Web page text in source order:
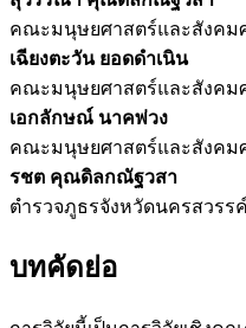
คณะมนุษยศาสตร์และสังคม
เฉียงตะวัน ยอดดำเนิน
คณะมนุษยศาสตร์และสังคม
เอกลักษณ์ นาคพ่วง
คณะมนุษยศาสตร์และสังคม
รชต คุณดิลกณัฐวสา
ตำรวจภูธรจังหวัดนครสวรรค์
บทคัดย่อ